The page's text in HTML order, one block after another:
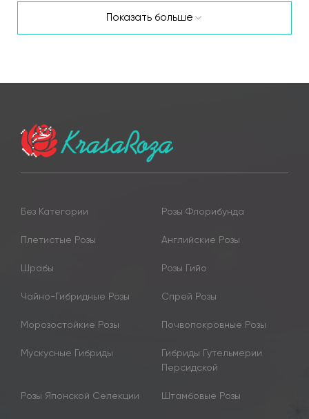
Показать больше
Без Категории Розы Флорибунда
Плетистые Розы Английские Розы
Шрабы Розы Гийо
Чайно-Гибридные Розы Спрей Розы
Морозостойкие Розы Почвопокровные Розы
Мускусные Гибриды
Гибриды Гутельмерии
Персидской
Розы Японской Селекции Штамбовые Розы